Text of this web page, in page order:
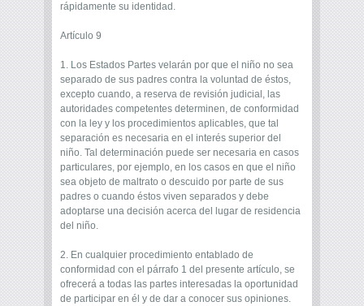
rápidamente su identidad.
Artículo 9
1. Los Estados Partes velarán por que el niño no sea
separado de sus padres contra la voluntad de éstos,
excepto cuando, a reserva de revisión judicial, las
autoridades competentes determinen, de conformidad
con la ley y los procedimientos aplicables, que tal
separación es necesaria en el interés superior del
niño. Tal determinación puede ser necesaria en casos
particulares, por ejemplo, en los casos en que el niño
sea objeto de maltrato o descuido por parte de sus
padres o cuando éstos viven separados y debe
adoptarse una decisión acerca del lugar de residencia
del niño.
2. En cualquier procedimiento entablado de
conformidad con el párrafo 1 del presente artículo, se
ofrecerá a todas las partes interesadas la oportunidad
de participar en él y de dar a conocer sus opiniones.